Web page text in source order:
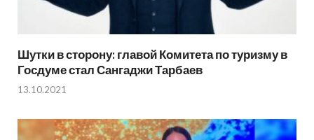
Шутки в сторону: главой Комитета по туризму в
Госдуме стал Сангаджи Тарбаев
13.10.2021